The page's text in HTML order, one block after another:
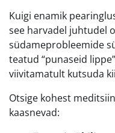
Kuigi enamik
see harvadel juhtudel
südameprobleemide
teatud “punaseid
viivitamatult kutsuda
Otsige kohest
kaasnevad: